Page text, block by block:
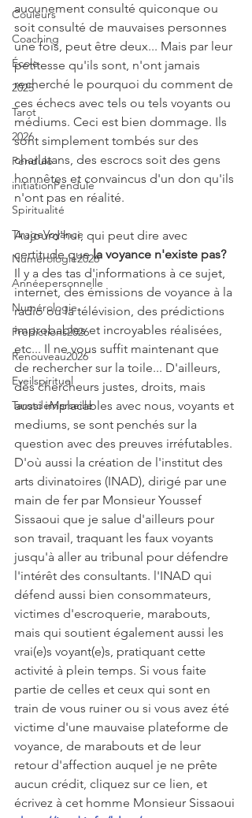
Couleurs
Coaching
École
2025
Tarot
2026
Pendule
initiationPendule
Spiritualité
TirageVoyance
Numérologie2026
Annéepersonnelle
Numérologie
Prédictions2026
Renouveau2026
Eveilspirituel
TarotdeMarseille
aucunement consulté quiconque ou
soit consulté de mauvaises personnes
une fois, peut être deux... Mais par leur
petitesse qu'ils sont, n'ont jamais
recherché le pourquoi du comment de
ces échecs avec tels ou tels voyants ou
médiums. Ceci est bien dommage. Ils
sont simplement tombés sur des
charlatans, des escrocs soit des gens
honnêtes et convaincus d'un don qu'ils
n'ont pas en réalité.
Aujourd'hui, qui peut dire avec
certitude que la voyance n'existe pas?
Il y a des tas d'informations à ce sujet,
internet, des émissions de voyance à la
radio ou la télévision, des prédictions
improbables et incroyables réalisées,
etc... Il ne vous suffit maintenant que
de rechercher sur la toile... D'ailleurs,
des chercheurs justes, droits, mais
aussi implacables avec nous, voyants et
mediums, se sont penchés sur la
question avec des preuves irréfutables.
D'où aussi la création de l'institut des
arts divinatoires (INAD), dirigé par une
main de fer par Monsieur Youssef
Sissaoui que je salue d'ailleurs pour
son travail, traquant les faux voyants
jusqu'à aller au tribunal pour défendre
l'intérêt des consultants. l'INAD qui
défend aussi bien consommateurs,
victimes d'escroquerie, marabouts,
mais qui soutient également aussi les
vrai(e)s voyant(e)s, pratiquant cette
activité à plein temps. Si vous faite
partie de celles et ceux qui sont en
train de vous ruiner ou si vous avez été
victime d'une mauvaise plateforme de
voyance, de marabouts et de leur
retour d'affection auquel je ne prête
aucun crédit, cliquez sur ce lien, et
écrivez à cet homme Monsieur Sissaoui